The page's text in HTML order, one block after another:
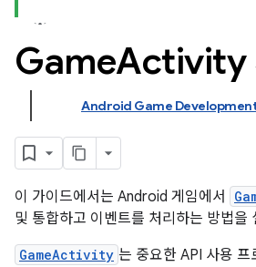
GameActivity
Android Game
이 가이드에서는 Android 게임에서
및 통합하고 이벤트를 처리하는 방법을
GameActivity 는 중요한 API 사용